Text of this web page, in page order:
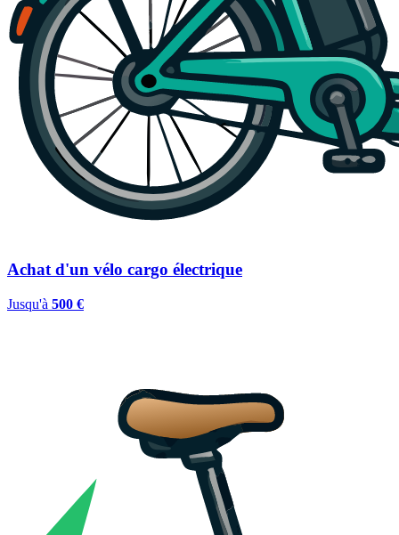
Achat d'un vélo cargo électrique
Jusqu'à 500 €